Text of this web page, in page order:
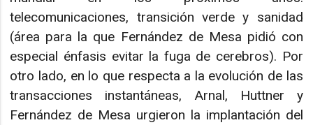
telecomunicaciones, transición verde y sanidad
(área para la que Fernández de Mesa pidió con
especial énfasis evitar la fuga de cerebros). Por
otro lado, en lo que respecta a la evolución de las
transacciones instantáneas, Arnal, Huttner y
Fernández de Mesa urgieron la implantación del